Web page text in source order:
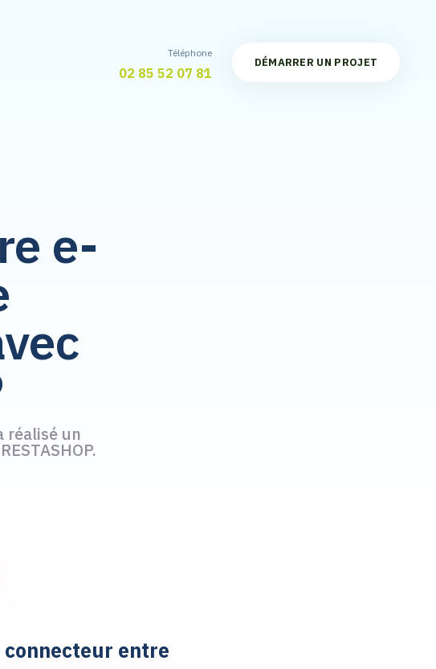
Téléphone
02 85 52 07 81
DÉMARRER UN PROJET
e-
réalisé un
connecteur entre